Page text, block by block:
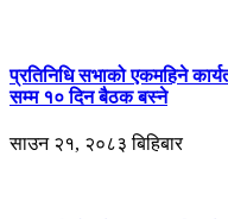
प्रतिनिधि सभाको एकमहिने
सम्म १० दिन बैठक बस्ने
साउन २१, २०८३ बिहिबार